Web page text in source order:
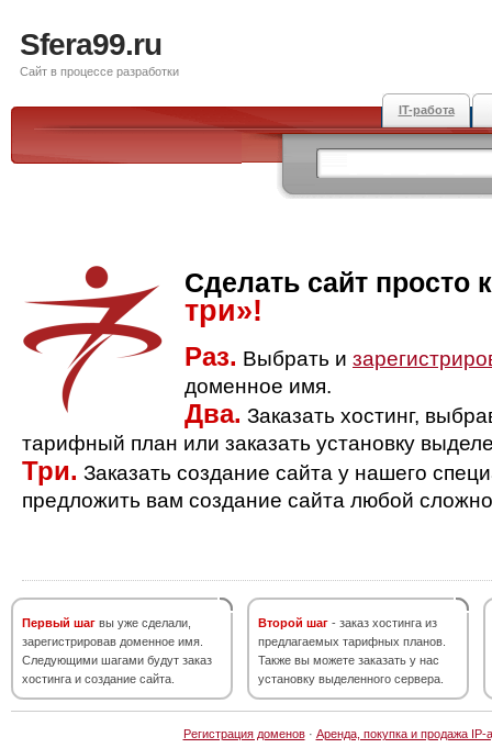
Sfera99.ru
Сайт в процессе разработки
IT-работа
Сделать сайт просто
три»!
Раз. Выбрать и
доменное имя.
Два. Заказать хостинг,
тарифный план или заказать установку
Три. Заказать создание сайта у нашего
предложить вам создание сайта любой
Первый шаг вы уже сделали,
зарегистрировав доменное имя.
Следующими шагами будут заказ
хостинга и создание сайта.
Второй шаг - заказ хостинга из
предлагаемых тарифных планов.
Также вы можете заказать у нас
установку выделенного сервера.
Регистрация доменов· Аренда, покупка и продажа IP-